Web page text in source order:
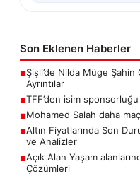
Son Eklenen Haberler
■Şişli’de Nilda Müge
Ayrıntılar
■TFF’den isim
■Mohamed Salah daha
■Altın Fiyatlarında Son
ve Analizler
■Açık Alan Yaşam
Çözümleri